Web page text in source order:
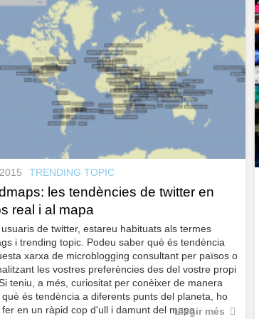
TRENDING TOPIC
les tendències de twitter en
real i al mapa
de twitter, estareu habituats als termes
i trending topic. Podeu saber què és tendència
xarxa de microblogging consultant per països o
les vostres preferències des del vostre propi
teniu, a més, curiositat per conèixer de manera
què és tendència a diferents punts del planeta, ho
fer en un ràpid cop d'ull i damunt del mapa.Llegir més